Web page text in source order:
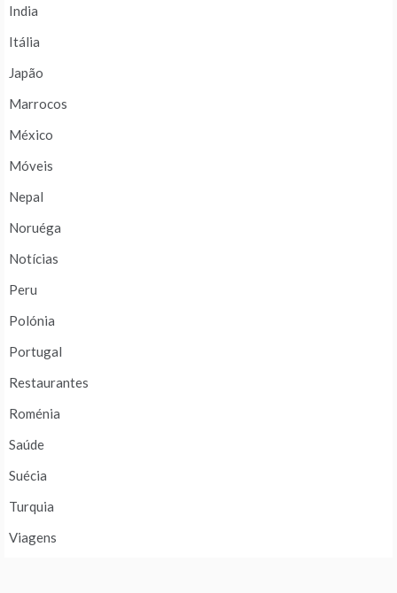
India
Itália
Japão
Marrocos
México
Móveis
Nepal
Noruéga
Notícias
Peru
Polónia
Portugal
Restaurantes
Roménia
Saúde
Suécia
Turquia
Viagens